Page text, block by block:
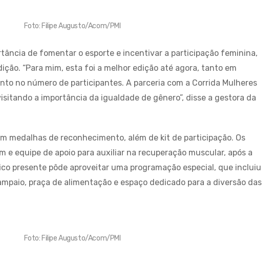
Foto: Filipe Augusto/Acom/PMI
de fomentar o esporte e incentivar a participação feminina,
“Para mim, esta foi a melhor edição até agora, tanto em
no número de participantes. A parceria com a Corrida Mulheres
a importância da igualdade de gênero”, disse a gestora da
medalhas de reconhecimento, além de kit de participação. Os
e equipe de apoio para auxiliar na recuperação muscular, após a
presente pôde aproveitar uma programação especial, que incluiu
praça de alimentação e espaço dedicado para a diversão das
Foto: Filipe Augusto/Acom/PMI